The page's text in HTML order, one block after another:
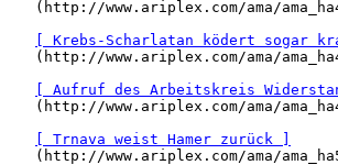
(http://www.ariplex.com/ama/
[ Krebs-Scharlatan ködert sogar
(http://www.ariplex.com/ama/
[ Aufruf des Arbeitskreis
(http://www.ariplex.com/ama/
[ Trnava weist Hamer zurück ]
(http://www.ariplex.com/ama/